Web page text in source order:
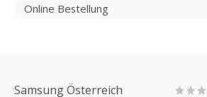
Online Bestellung
Samsung Österreich